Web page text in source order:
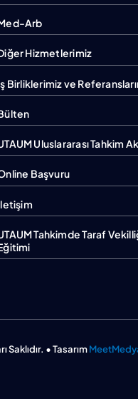
Arb
Hizmetlerimiz
Birliklerimiz ve
Uluslararası Tahkim
Başvuru
Tahkimde Taraf
• Tasarım